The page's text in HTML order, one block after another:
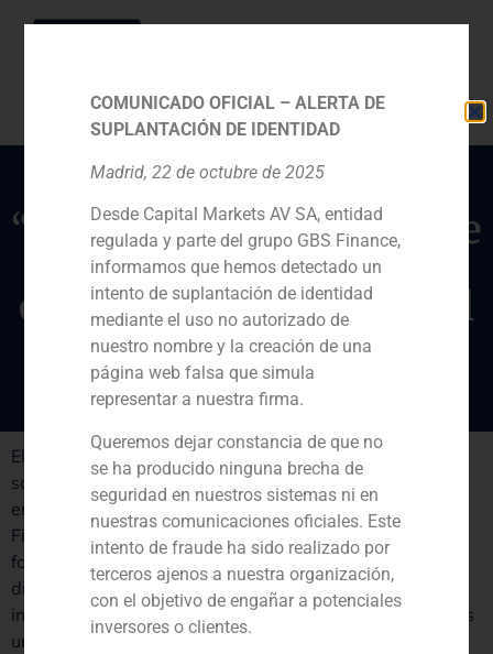
“Hay un interés creciente
por comprar activos
españoles”, señala Mikel
Bilbao
El diario económico ‘Cinco Días’ ha publicado un artículo
sobre el interés de los grandes fondos de capital riesgo
en el mercado español. Mikel Bilbao, socio de GBS
Finance, señala: «Se percibe que la economía ha tocado
fondo, y las medidas del Gobierno van en la buena
dirección. Hay un interés creciente de inversores
internacionales por comprar activos españoles. Veremos
un repunte de operaciones».
COMUNICADO OFICIAL – ALERTA DE
SUPLANTACIÓN DE IDENTIDAD
Madrid, 22 de octubre de 2025
Desde Capital Markets AV SA, entidad
regulada y parte del grupo GBS Finance,
informamos que hemos detectado un
intento de suplantación de identidad
mediante el uso no autorizado de
nuestro nombre y la creación de una
página web falsa que simula
representar a nuestra firma.
Queremos dejar constancia de que no
se ha producido ninguna brecha de
seguridad en nuestros sistemas ni en
nuestras comunicaciones oficiales. Este
intento de fraude ha sido realizado por
terceros ajenos a nuestra organización,
con el objetivo de engañar a potenciales
inversores o clientes.